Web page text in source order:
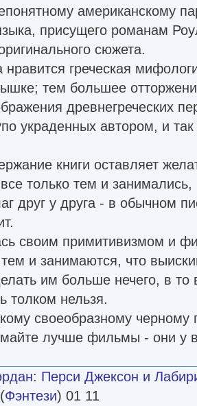
американскому
присущего романам
сюжета.
греческая
тем большее
древнегреческих
украденных автором, и
книги оставляет
только тем и
друг у друга - в обычном
своим примитивизмом и
и занимаются, что
им больше нечего, в то
толком нельзя.
своеобразному черному
лучше фильмы - они у
: Перси Джексон и
Фэнтези) 01 11